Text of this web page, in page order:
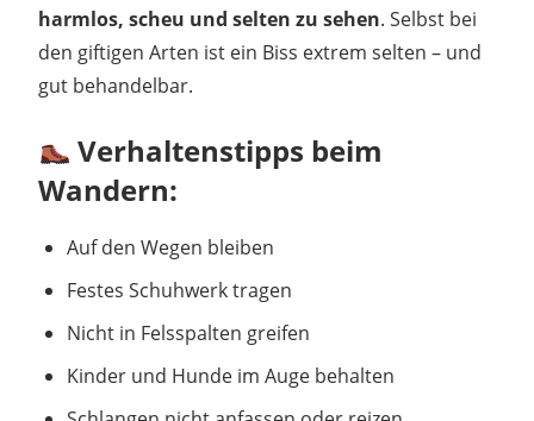
harmlos, scheu und selten zu sehen. Selbst bei
den giftigen Arten ist ein Biss extrem selten – und
gut behandelbar.
Verhaltenstipps beim
Wandern:
Auf den Wegen bleiben
Festes Schuhwerk tragen
Nicht in Felsspalten greifen
Kinder und Hunde im Auge behalten